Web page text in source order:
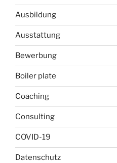
Ausbildung
Ausstattung
Bewerbung
Boiler plate
Coaching
Consulting
COVID-19
Datenschutz